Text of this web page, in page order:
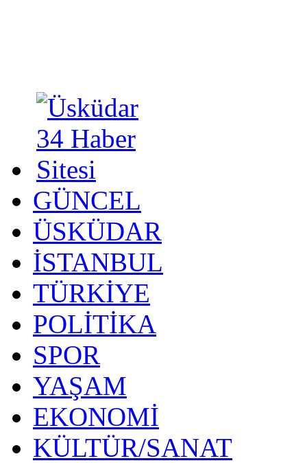
GÜNCEL
ÜSKÜDAR
İSTANBUL
TÜRKİYE
POLİTİKA
SPOR
YAŞAM
EKONOMİ
KÜLTÜR/SANAT